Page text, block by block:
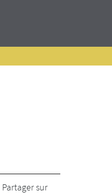
Partager sur